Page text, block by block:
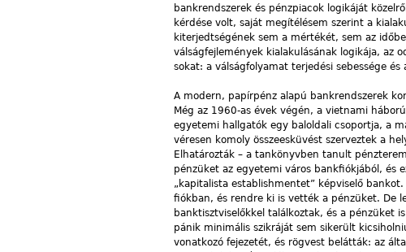
bankrendszerek és pénzpiacok logikáját
kérdése volt, saját megítélésem szerint a
kiterjedtségének sem a mértékét, sem az
válságfejlemények kialakulásának logikája, az
sokat: a válságfolyamat terjedési sebessége
A modern, papírpénz alapú bankrendszerek
Még az 1960-as évek végén, a vietnami
egyetemi hallgatók egy baloldali csoportja, a
véresen komoly összeesküvést szerveztek a
Elhatározták – a tankönyvben tanult
pénzüket az egyetemi város bankfiókjából, és
„kapitalista establishmentet” képviselő
fiókban, és rendre ki is vették a pénzüket. De
banktisztviselőkkel találkoztak, és a pénzüket
pánik minimális szikráját sem sikerült
vonatkozó fejezetét, és rögvest belátták: az